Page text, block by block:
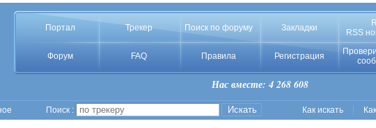
Портал Трекер Поиск по форуму Закладки
RSS
Форум FAQ Правила Регистрация
Нас вместе: 4 268 608
Поиск : Как искать